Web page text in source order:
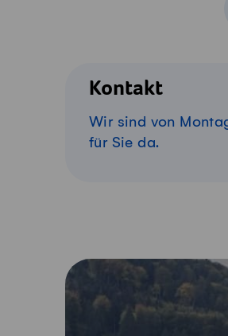
Kontakt
Wir sind von
für Sie da.